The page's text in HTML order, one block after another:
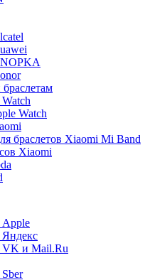
Watch
браслетов Xiaomi Mi Band
Xiaomi
и Mail.Ru